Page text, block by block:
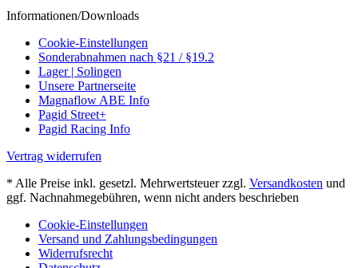
Informationen/Downloads
Cookie-Einstellungen
Sonderabnahmen nach §21 / §19.2
Lager | Solingen
Unsere Partnerseite
Magnaflow ABE Info
Pagid Street+
Pagid Racing Info
Vertrag widerrufen
* Alle Preise inkl. gesetzl. Mehrwertsteuer zzgl. Versandkosten und
ggf. Nachnahmegebühren, wenn nicht anders beschrieben
Cookie-Einstellungen
Versand und Zahlungsbedingungen
Widerrufsrecht